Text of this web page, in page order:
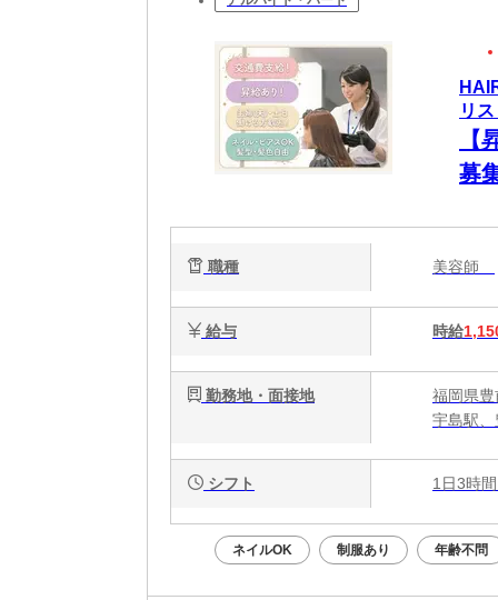
リ
【
募
職種 美容師
給与 時給
勤務地・面接地
福岡県
宇島駅
シフト 1日3時
ネイルOK 制服あり 年齢不問